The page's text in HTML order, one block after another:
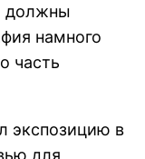
должны
намного
часть
экспозицию в
для